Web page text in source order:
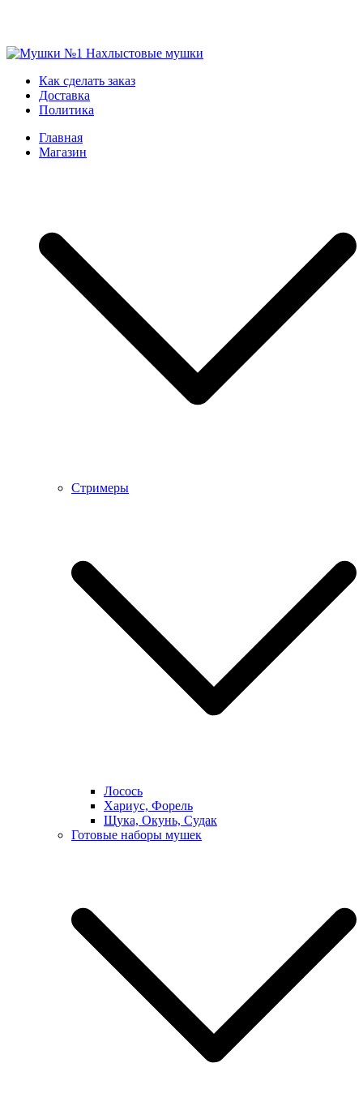
Skip
content
Мушки №1
Нахлыстовые мушки
Как сделать заказ
Доставка
Политика
Главная
Магазин
Стримеры
Лосось
Хариус, Форель
Щука, Окунь, Судак
Готовые наборы мушек